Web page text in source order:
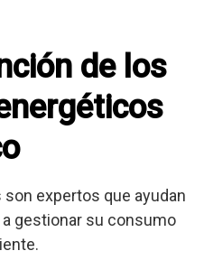
de los
expertos que ayudan
gestionar su consumo